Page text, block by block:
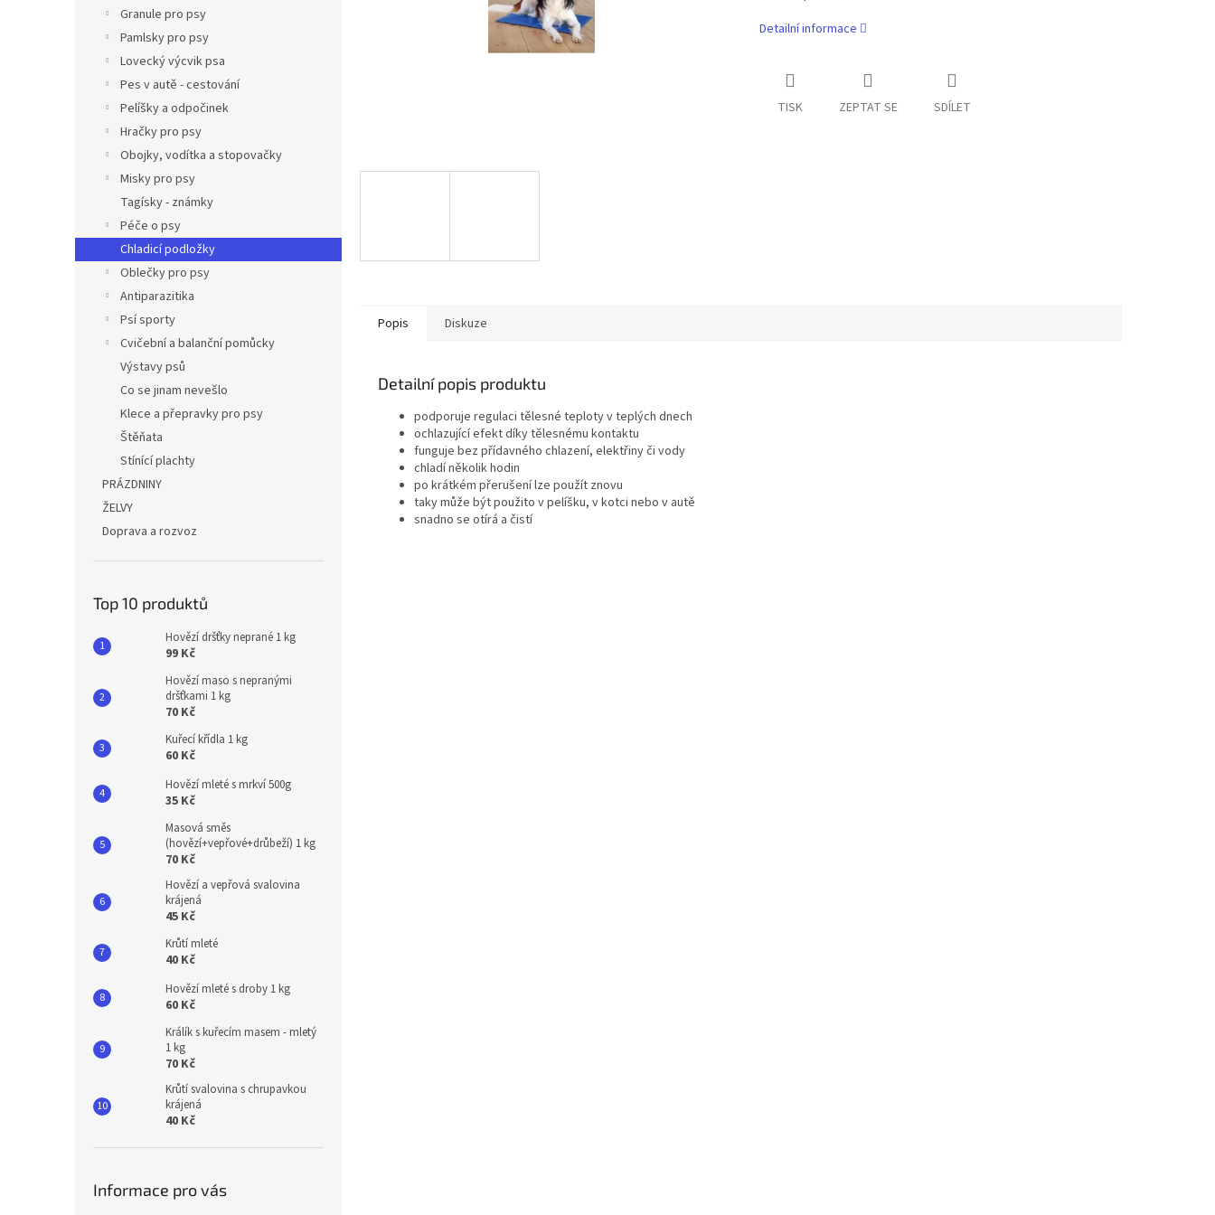
Granule pro psy
Pamlsky pro psy
Lovecký výcvik psa
Pes v autě - cestování
Pelíšky a odpočinek
Hračky pro psy
Obojky, vodítka a stopovačky
Misky pro psy
Tagísky - známky
Péče o psy
Chladicí podložky
Oblečky pro psy
Antiparazitika
Psí sporty
Cvičební a balanční pomůcky
Výstavy psů
Co se jinam nevešlo
Klece a přepravky pro psy
Štěňata
Stínící plachty
PRÁZDNINY
ŽELVY
Doprava a rozvoz
Top 10 produktů
Hovězí dršťky neprané 1 kg
99 Kč
Hovězí maso s nepranými
dršťkami 1 kg
70 Kč
Kuřecí křídla 1 kg
60 Kč
Hovězí mleté s mrkví 500g
35 Kč
Masová směs
(hovězí+vepřové+drůbeží) 1 kg
70 Kč
Hovězí a vepřová svalovina
krájená
45 Kč
Krůtí mleté
40 Kč
Hovězí mleté s droby 1 kg
60 Kč
Králík s kuřecím masem - mletý
1 kg
70 Kč
Krůtí svalovina s chrupavkou
krájená
40 Kč
Informace pro vás
Detailní informace
TISK ZEPTAT SE SDÍLET
Popis Diskuze
Detailní popis produktu
podporuje regulaci tělesné teploty v teplých dnech
ochlazující efekt díky tělesnému kontaktu
funguje bez přídavného chlazení, elektřiny či vody
chladí několik hodin
po krátkém přerušení lze použít znovu
taky může být použito v pelíšku, v kotci nebo v autě
snadno se otírá a čistí